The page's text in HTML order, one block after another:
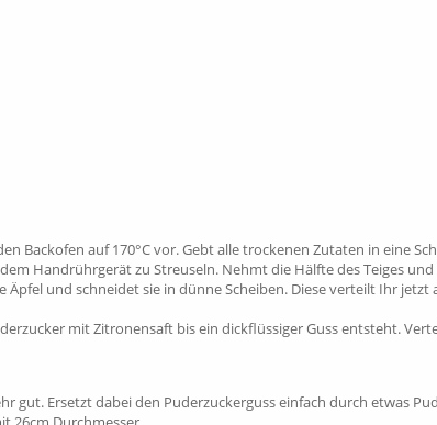
Backofen auf 170°C vor. Gebt alle trockenen Zutaten in eine
Handrührgerät zu Streuseln. Nehmt die Hälfte des Teiges
Äpfel und schneidet sie in dünne Scheiben. Diese verteilt Ihr
mit Zitronensaft bis ein dickflüssiger Guss entsteht.
gut. Ersetzt dabei den Puderzuckerguss einfach durch etwas